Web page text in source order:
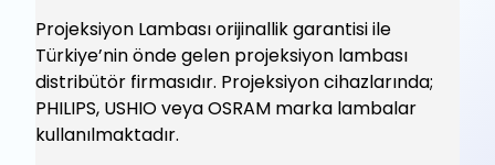
Projeksiyon Lambası orijinallik garantisi ile
Türkiye’nin önde gelen projeksiyon lambası
distribütör firmasıdır. Projeksiyon cihazlarında;
PHILIPS, USHIO veya OSRAM marka lambalar
kullanılmaktadır.